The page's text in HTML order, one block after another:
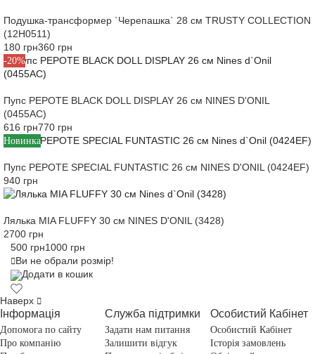
Подушка-трансформер `Черепашка` 28 см TRUSTY COLLECTION
(12H0511)
180 грн360 грн
-20%
Пупс PEPOTE BLACK DOLL DISPLAY 26 см NINES D'ONIL
(0455AC)
616 грн770 грн
Новинка
Пупс PEPOTE SPECIAL FUNTASTIC 26 см NINES D'ONIL (0424EF)
940 грн
Лялька MIA FLUFFY 30 см NINES D'ONIL (3428)
2700 грн
500 грн1000 грн
Ви не обрали розмір!
Додати в кошик
Наверх
Інформація
Допомога по сайту
Про компанію
Служба підтримки
Задати нам питання
Залишити відгук
Особистий Кабінет
Особистий Кабінет
Історія замовлень